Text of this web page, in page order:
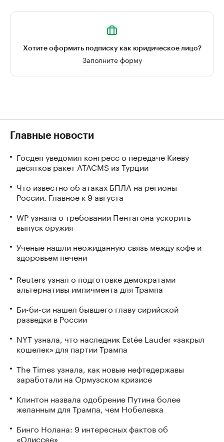
Хотите оформить подписку как юридическое лицо?
Заполните форму
Главные новости
Госдеп уведомил конгресс о передаче Киеву
десятков ракет ATACMS из Турции
Что известно об атаках БПЛА на регионы
России. Главное к 9 августа
WP узнала о требовании Пентагона ускорить
выпуск оружия
Ученые нашли неожиданную связь между кофе и
здоровьем печени
Reuters узнал о подготовке демократами
альтернативы импичмента для Трампа
Би-би-си нашел бывшего главу сирийской
разведки в России
NYT узнала, что наследник Estée Lauder «закрыл
кошелек» для партии Трампа
The Times узнала, как новые нефтедержавы
заработали на Ормузском кризисе
Клинтон назвала одобрение Путина более
желанным для Трампа, чем Нобелевка
Бинго Нолана: 9 интересных фактов об
«Одиссее»